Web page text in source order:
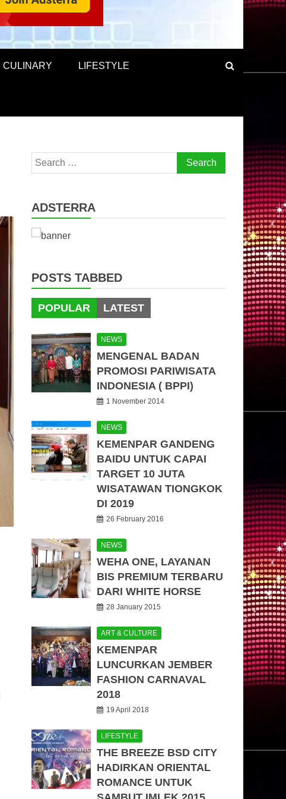
CULINARY LIFESTYLE
Search
for:
ADSTERRA
POSTS TABBED
POPULAR LATEST
NEWS
MENGENAL BADAN
PROMOSI PARIWISATA
INDONESIA ( BPPI)
1 November 2014
NEWS
KEMENPAR GANDENG
BAIDU UNTUK CAPAI
TARGET 10 JUTA
WISATAWAN TIONGKOK
DI 2019
26 February 2016
NEWS
WEHA ONE, LAYANAN
BIS PREMIUM TERBARU
DARI WHITE HORSE
28 January 2015
ART & CULTURE
KEMENPAR
LUNCURKAN JEMBER
FASHION CARNAVAL
2018
19 April 2018
LIFESTYLE
THE BREEZE BSD CITY
HADIRKAN ORIENTAL
ROMANCE UNTUK